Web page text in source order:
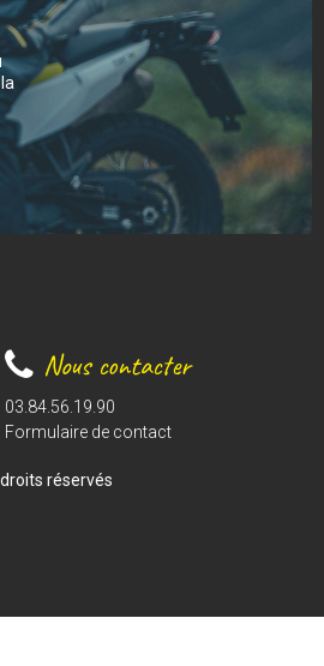
Nous contacter
03.84.56.19.90
Formulaire de contact
réservés